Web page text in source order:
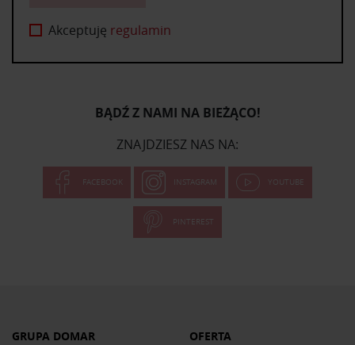
Akceptuję regulamin
BĄDŹ Z NAMI NA BIEŻĄCO!
ZNAJDZIESZ NAS NA:
FACEBOOK INSTAGRAM YOUTUBE
PINTEREST
GRUPA DOMAR OFERTA